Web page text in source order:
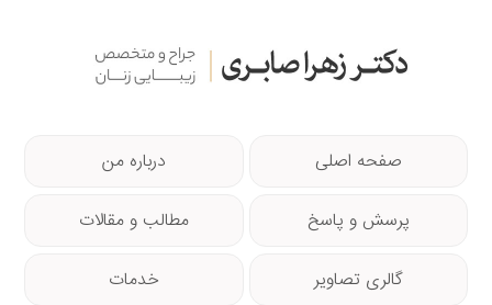
صفحه اصلی درباره من
پرسش و پاسخ مطالب و مقالات
گالری تصاویر خدمات